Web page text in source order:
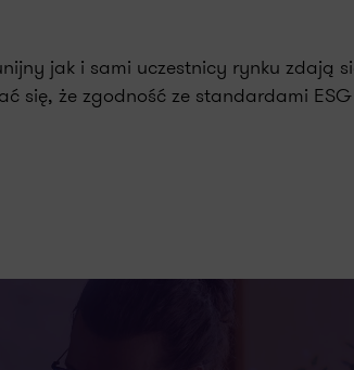
jak i sami uczestnicy rynku zdają
że zgodność ze standardami